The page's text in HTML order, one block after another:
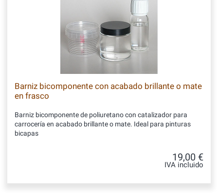
Barniz bicomponente con acabado brillante o mate
en frasco
Barniz bicomponente de poliuretano con catalizador para
carrocería en acabado brillante o mate. Ideal para pinturas
bicapas
19,00 €
IVA incluido